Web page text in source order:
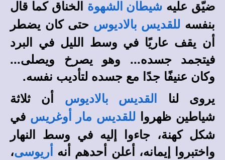
ضيّق عليه شيطان الشهوة الخناق كما قال
بنفسه للقديس بالاديوس حتى كان يضطر
أن يقف عاريًا في وسط الليل في البرد
فيتجمد جسده... وهو يصرخ ويصلى...
وكان عنيفًا جدًا مع جسده لتأديب نفسه.
يروى لنا
القديس بالاديوس
أن ثلاثة
شياطين ظهروا للقديس مار أوغريس في
شكل كهنة، جاءوا إليه في وسط النهار
واختبروا إيمانه، أعلن أحدهم أنه
أريوسى،